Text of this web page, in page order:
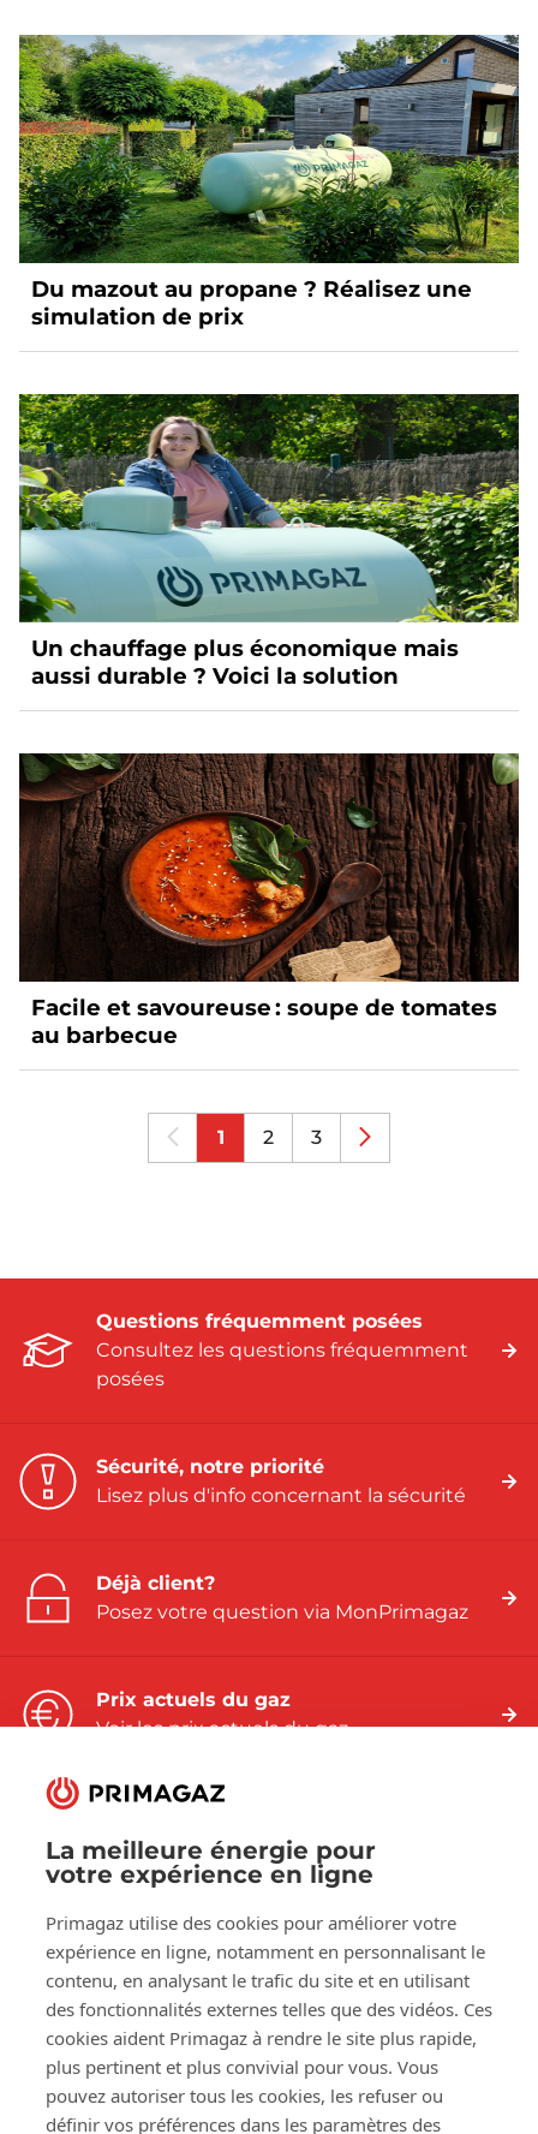
La meilleure énergie pour
votre expérience en ligne
Primagaz utilise des cookies pour améliorer votre
expérience en ligne, notamment en personnalisant le
contenu, en analysant le trafic du site et en utilisant
des fonctionnalités externes telles que des vidéos. Ces
cookies aident Primagaz à rendre le site plus rapide,
plus pertinent et plus convivial pour vous. Vous
pouvez autoriser tous les cookies, les refuser ou
définir vos préférences dans les paramètres des
Du mazout au propane ? Réalisez une
simulation de prix
Un chauffage plus économique mais
aussi durable ? Voici la solution
Facile et savoureuse : soupe de tomates
au barbecue
1 2 3
Questions fréquemment posées
Consultez les questions fréquemment
posées
Sécurité, notre priorité
Lisez plus d'info concernant la sécurité
Déjà client?
Posez votre question via MonPrimagaz
Prix actuels du gaz
Voir les prix actuels du gaz
Suivez-nous sur:
Facebook
LinkedInYouTube
À propos de Primagaz
Aide et conseil